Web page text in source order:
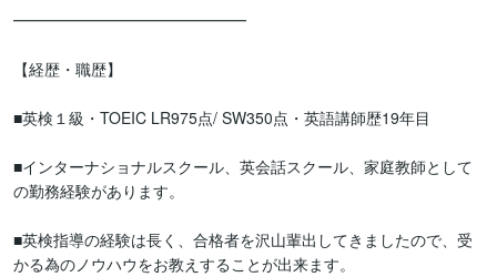
━━━━━━━━━━━━━━━
【経歴・職歴】
■英検１級・TOEIC LR975点/ SW350点・英語講師歴19年目
■インターナショナルスクール、英会話スクール、家庭教師として
の勤務経験があります。
■英検指導の経験は長く、合格者を沢山輩出してきましたので、受
かる為のノウハウをお教えすることが出来ます。